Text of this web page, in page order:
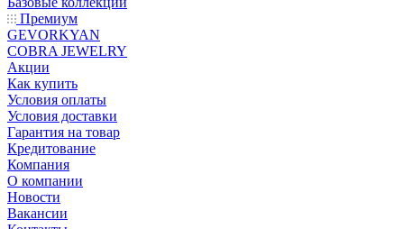
Премиум
GEVORKYAN
COBRA JEWELRY
Акции
Как купить
Условия оплаты
Условия доставки
Гарантия на товар
Кредитование
Компания
О компании
Новости
Вакансии